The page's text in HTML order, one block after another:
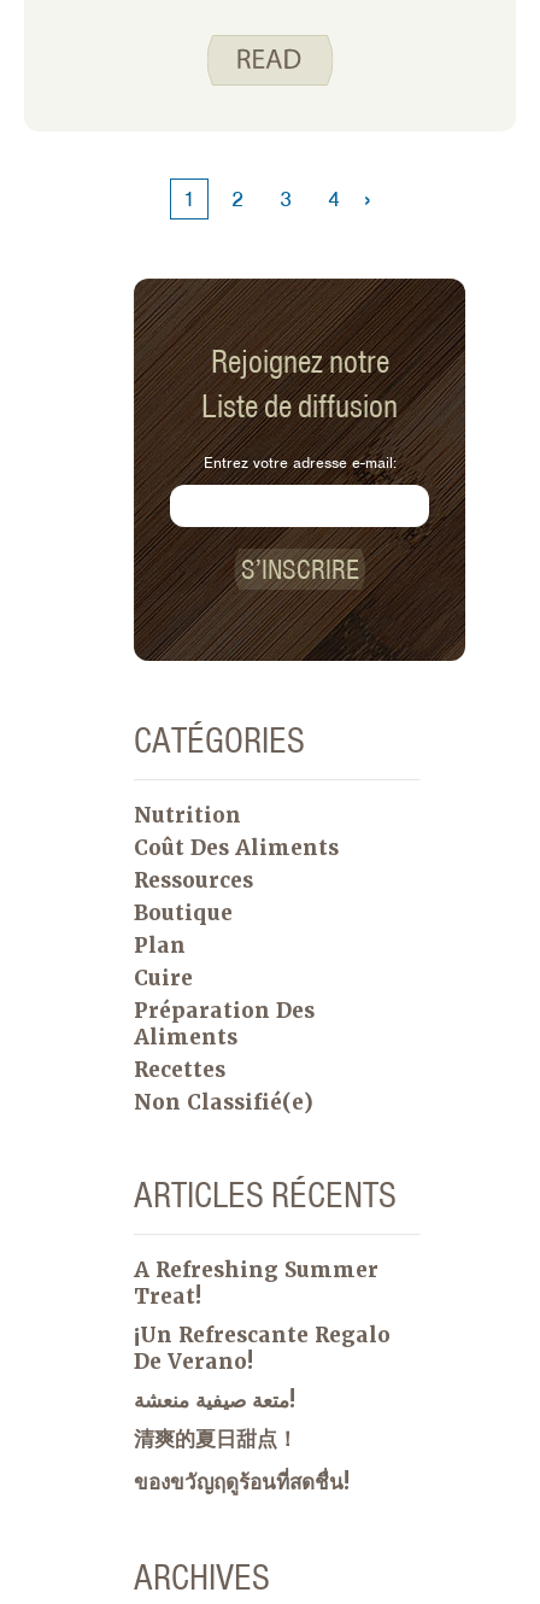
1 2 3 4 ›
Rejoignez notre
Liste de diffusion
Entrez votre adresse e-mail:
S’INSCRIRE
CATÉGORIES
Nutrition
Coût Des Aliments
Ressources
Boutique
Plan
Cuire
Préparation Des
Aliments
Recettes
Non Classifié(e)
ARTICLES RÉCENTS
A Refreshing Summer
Treat!
¡Un Refrescante Regalo
De Verano!
متعة صيفية منعشة!
清爽的夏日甜点！
ของขวัญฤดูร้อนที่สดชื่น!
ARCHIVES